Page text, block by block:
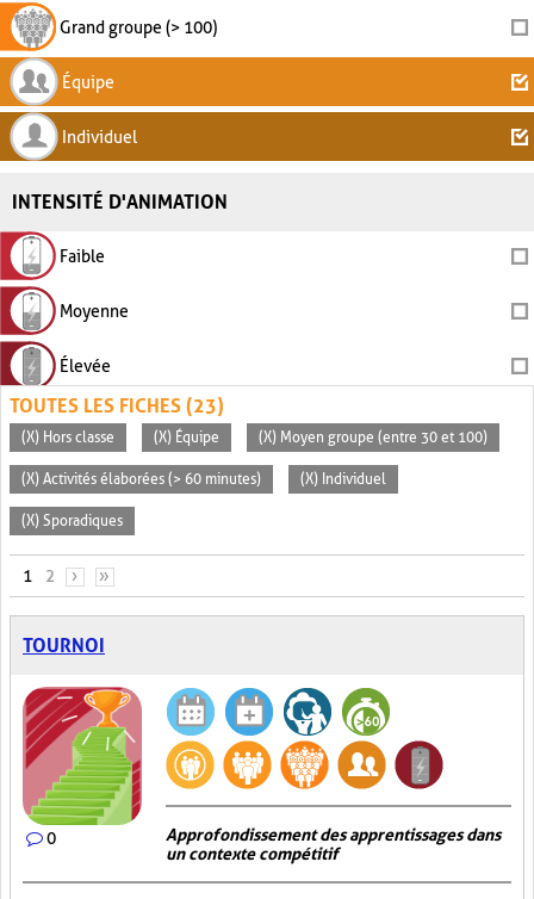
Grand groupe (> 100)
Équipe
Individuel
INTENSITÉ D'ANIMATION
Faible
Moyenne
Élevée
TOUTES LES FICHES (23)
(X) Hors classe (X) Équipe (X) Moyen groupe (entre 30 et 100)
(X) Activités élaborées (> 60 minutes) (X) Individuel
(X) Sporadiques
PAGES
1 2 › »
TOURNOI
0
Approfondissement des apprentissages dans
un contexte compétitif